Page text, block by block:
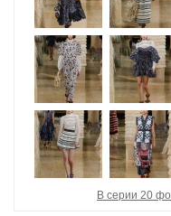
В серии 20